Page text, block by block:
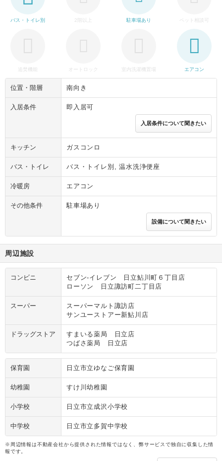
バス・トイレ別 2階以上 駐車場あり ペット相談可
追焚機能 オートロック 室内洗濯機置場 エアコン
位置・階層 南向き
入居条件 即入居可
入居条件について聞きたい
キッチン ガスコンロ
バス・トイレ バス・トイレ別, 温水洗浄便座
冷暖房 エアコン
その他条件 駐車場あり
設備について聞きたい
周辺施設
コンビニ
セブン‐イレブン 日立鮎川町６丁目店
ローソン 日立諏訪町二丁目店
スーパー
スーパーマルト諏訪店
サンユーストアー新鮎川店
ドラッグストア
すまいる薬局 日立店
つばさ薬局 日立店
保育園 日立市立ゆなご保育園
幼稚園 すけ川幼稚園
小学校 日立市立成沢小学校
中学校 日立市立多賀中学校
※周辺情報は不動産会社から提供された情報ではなく、弊サービスで独自に収集した情
報です。